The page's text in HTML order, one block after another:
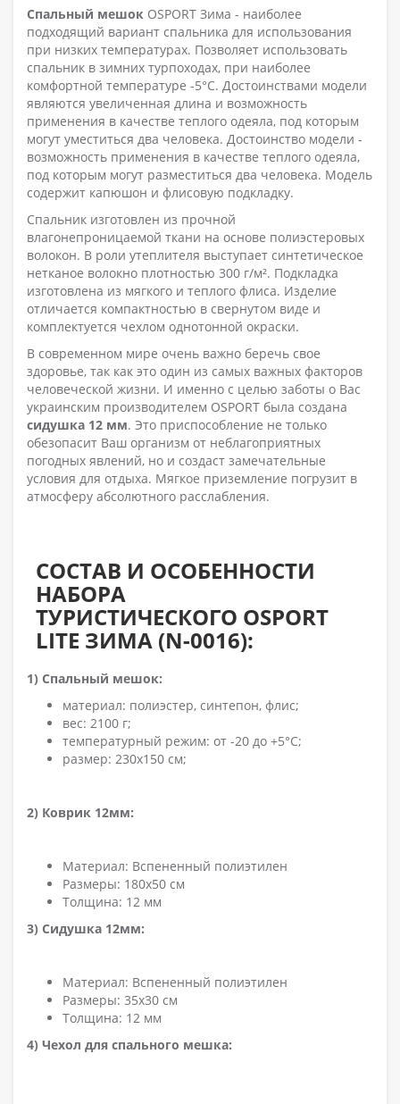
Спальный мешок OSPORT Зима - наиболее
подходящий вариант спальника для использования
при низких температурах. Позволяет использовать
спальник в зимних турпоходах, при наиболее
комфортной температуре -5°C. Достоинствами модели
являются увеличенная длина и возможность
применения в качестве теплого одеяла, под которым
могут уместиться два человека. Достоинство модели -
возможность применения в качестве теплого одеяла,
под которым могут разместиться два человека. Модель
содержит капюшон и флисовую подкладку.
Спальник изготовлен из прочной
влагонепроницаемой ткани на основе полиэстеровых
волокон. В роли утеплителя выступает синтетическое
нетканое волокно плотностью 300 г/м². Подкладка
изготовлена из мягкого и теплого флиса. Изделие
отличается компактностью в свернутом виде и
комплектуется чехлом однотонной окраски.
В современном мире очень важно беречь свое
здоровье, так как это один из самых важных факторов
человеческой жизни. И именно с целью заботы о Вас
украинским производителем OSPORT была создана
сидушка 12 мм. Это приспособление не только
обезопасит Ваш организм от неблагоприятных
погодных явлений, но и создаст замечательные
условия для отдыха. Мягкое приземление погрузит в
атмосферу абсолютного расслабления.
СОСТАВ И ОСОБЕННОСТИ
НАБОРА
ТУРИСТИЧЕСКОГО OSPORT
LITE ЗИМА (N-0016):
1) Спальный мешок:
материал: полиэстер, синтепон, флис;
вес: 2100 г;
температурный режим: от -20 до +5°C;
размер: 230х150 см;
2) Коврик 12мм:
Материал: Вспененный полиэтилен
Размеры: 180x50 см
Толщина: 12 мм
3) Сидушка 12мм:
Материал: Вспененный полиэтилен
Размеры: 35x30 см
Толщина: 12 мм
4) Чехол для спального мешка: